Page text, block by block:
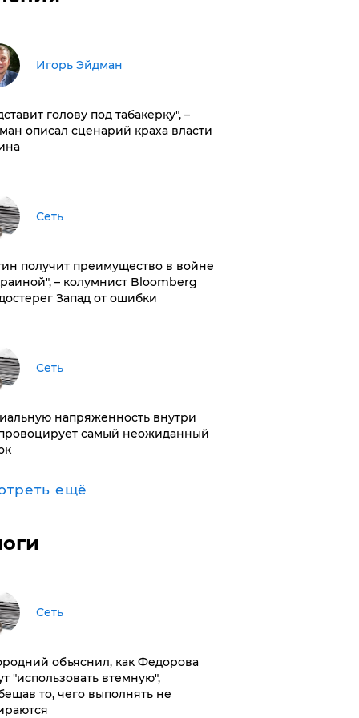
Игорь Эйдман
голову под табакерку", –
описал сценарий краха власти
Сеть
получит преимущество в войне
– колумнист Bloomberg
Запад от ошибки
Сеть
напряженность внутри
самый неожиданный
ещё
Сеть
объяснил, как Федорова
"использовать втемную",
то, чего выполнять не